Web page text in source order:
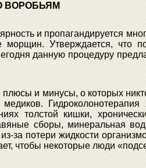
ВОРОБЬЯМ
и пропагандируется
Утверждается, что
данную процедуру
и минусы, о которых
толстой кишки,
сборы, минеральная
за потери жидкости
чтобы некоторые люди